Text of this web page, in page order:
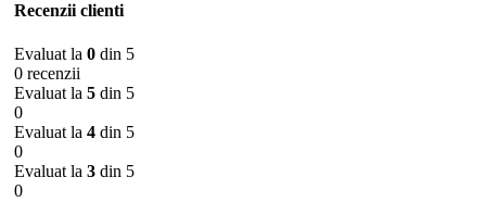
Recenzii clienti
Evaluat la 0 din 5
0 recenzii
Evaluat la 5 din 5
0
Evaluat la 4 din 5
0
Evaluat la 3 din 5
0